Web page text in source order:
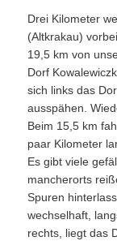
Drei Kilometer
(Altkrakau)
19,5 km von
Dorf
sich links das
ausspähen.
Beim 15,5 km
paar Kilometer
Es gibt viele
mancherorts
Spuren
wechselhaft,
rechts, liegt das